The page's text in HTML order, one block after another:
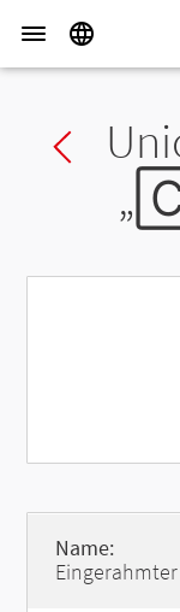
Previous
„
Name: